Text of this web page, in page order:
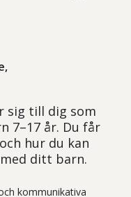
sig till dig som
7–17 år. Du får
hur du kan
ditt barn.
kommunikativa